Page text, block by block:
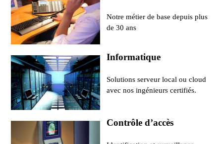
Notre métier de base depuis plus
de 30 ans
Informatique
Solutions serveur local ou cloud
avec nos ingénieurs certifiés.
Contrôle d’accès